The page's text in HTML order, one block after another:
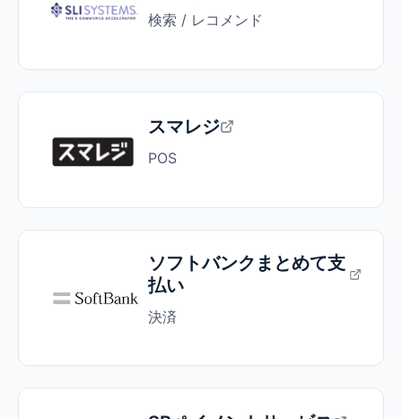
検索 / レコメンド
スマレジ
POS
ソフトバンクまとめて支
払い
決済